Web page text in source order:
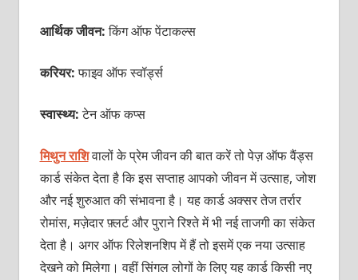
आर्थिक जीवन:किंग ऑफ पेंटाकल्स
करियर:फाइव ऑफ स्वॉर्ड्स
स्वास्थ्य:टेन ऑफ कप्स
मिथुन राशिवालों के प्रेम जीवन की बात करें तो पेज़ ऑफ वैंड्स
कार्ड संकेत देता है कि इस सप्ताह आपको जीवन में उत्साह, जोश
और नई शुरुआत की संभावना है। यह कार्ड अक्सर तेज तर्रार
रोमांस, मज़ेदार फ़्लर्ट और पुराने रिश्ते में भी नई ताजगी का संकेत
देता है। अगर ऑफ रिलेशनशिप में हैं तो इसमें एक नया उत्साह
देखने को मिलेगा। वहीं सिंगल लोगों के लिए यह कार्ड किसी नए